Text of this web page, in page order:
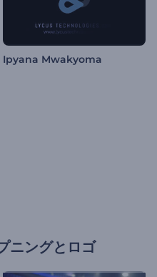
Ipyana Mwakyoma
ニングとロゴ